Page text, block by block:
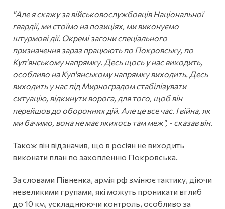
"Але я скажу за військовослужбовців Національної
гвардії, ми стоїмо на позиціях, ми виконуємо
штурмові дії. Окремі загони спеціального
призначення зараз працюють по Покровську, по
Куп'янському напрямку. Десь щось у нас виходить,
особливо на Куп'янському напрямку виходить. Десь
виходить у нас під Мирноградом стабілізувати
ситуацію, відкинути ворога, для того, щоб він
перейшов до оборонних дій. Але це все час. І війна, як
ми бачимо, вона не має якихось там меж", - сказав він.
Також він відзначив, що в росіян не виходить
виконати план по захопленню Покровська.
За словами Півненка, армія рф змінює тактику, діючи
невеликими групами, які можуть проникати вглиб
до 10 км, ускладнюючи контроль, особливо за